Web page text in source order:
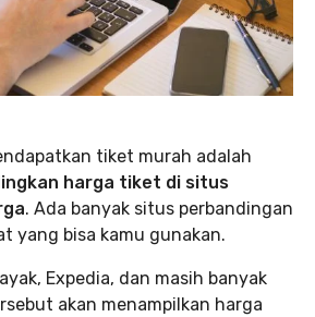
tiket murah adalah
harga tiket di situs
. Ada banyak situs perbandingan
yang bisa kamu gunakan.
Expedia, dan masih banyak
akan menampilkan harga